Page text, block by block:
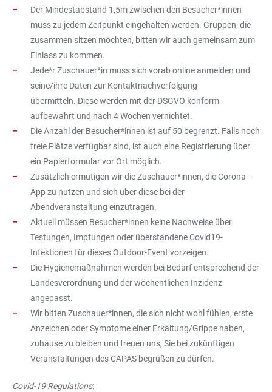
Der Mindestabstand 1,5m zwischen den Besucher*innen
muss zu jedem Zeitpunkt eingehalten werden. Gruppen, die
zusammen sitzen möchten, bitten wir auch gemeinsam zum
Einlass zu kommen.
Jede*r Zuschauer*in muss sich vorab online anmelden und
seine/ihre Daten zur Kontaktnachverfolgung
übermitteln. Diese werden mit der DSGVO konform
aufbewahrt und nach 4 Wochen vernichtet.
Die Anzahl der Besucher*innen ist auf 50 begrenzt. Falls noch
freie Plätze verfügbar sind, ist auch eine Registrierung über
ein Papierformular vor Ort möglich.
Zusätzlich ermutigen wir die Zuschauer*innen, die Corona-
App zu nutzen und sich über diese bei der
Abendveranstaltung einzutragen.
Aktuell müssen Besucher*innen keine Nachweise über
Testungen, Impfungen oder überstandene Covid19-
Infektionen für dieses Outdoor-Event vorzeigen.
Die Hygienemaßnahmen werden bei Bedarf entsprechend der
Landesverordnung und der wöchentlichen Inzidenz
angepasst.
Wir bitten Zuschauer*innen, die sich nicht wohl fühlen, erste
Anzeichen oder Symptome einer Erkältung/Grippe haben,
zuhause zu bleiben und freuen uns, Sie bei zukünftigen
Veranstaltungen des CAPAS begrüßen zu dürfen.
Covid-19 Regulations: